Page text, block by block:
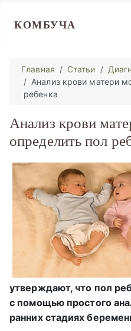
КОМБУЧА
Главная Статьи
Анализ крови матери
ребенка
Анализ крови
определить пол
утверждают, что пол
с помощью простого
ранних стадиях